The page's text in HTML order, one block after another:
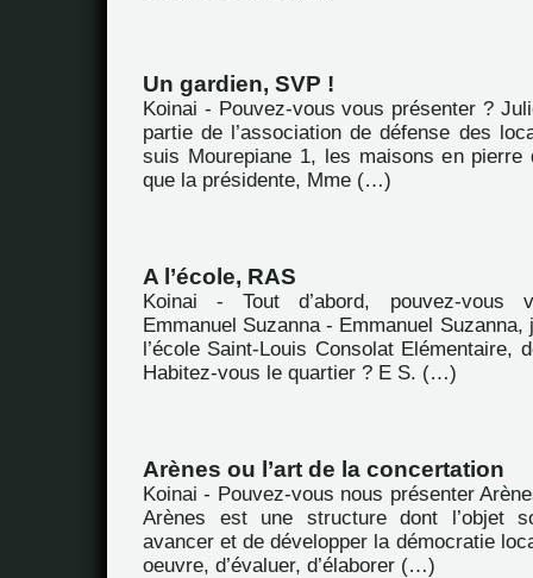
Un gardien, SVP !
Koinai - Pouvez-vous vous présenter ?
partie de l’association de défense des
suis Mourepiane 1, les maisons en pierre
que la présidente, Mme (…)
A l’école, RAS
Koinai - Tout d’abord, pouvez-vous
Emmanuel Suzanna - Emmanuel
l’école Saint-Louis Consolat Elémentaire,
Habitez-vous le quartier ? E S. (…)
Arènes ou l’art de la concertation
Koinai - Pouvez-vous nous présenter
Arènes est une structure dont l’objet
avancer et de développer la démocratie
oeuvre, d’évaluer, d’élaborer (…)